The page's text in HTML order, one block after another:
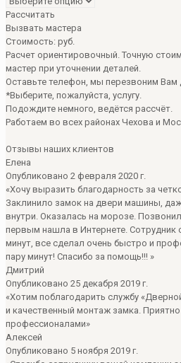
Рассчитать
Вызвать мастера
Стоимость: руб.
Расчет ориентировочный. Точную
мастер при уточнении деталей.
Оставьте телефон, мы перезвоним Вам
*Выберите, пожалуйста, услугу.
Подождите немного, ведётся рассчёт.
Работаем во всех районах Чехова и
Отзывы наших клиентов
Елена
Опубликовано 2 февраля 2020 г.
«Хочу выразить благодарность за
Заклинило замок на двери машины,
внутри. Оказалась на морозе.
первым нашла в Интернете. Сотрудник
минут, все сделал очень быстро и
пару минут! Спасибо за помощь!!! »
Дмитрий
Опубликовано 25 декабря 2019 г.
«Хотим поблагодарить службу
и качественный монтаж замка.
профессионалами»
Алексей
Опубликовано 5 ноября 2019 г.